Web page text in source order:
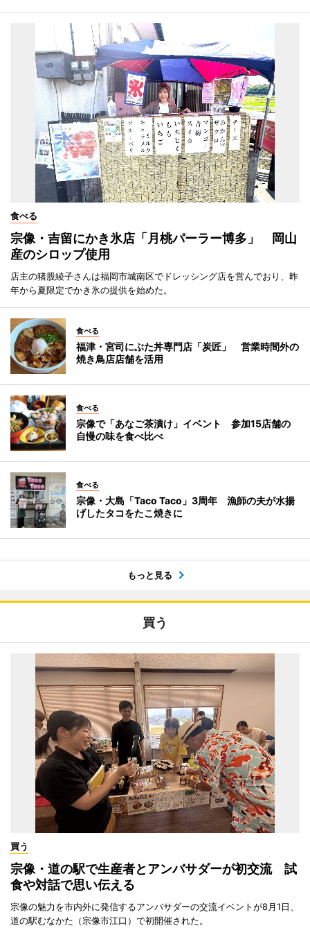
食べる
宗像・吉留にかき氷店「月桃パーラー博多」 岡山
産のシロップ使用
店主の猪股綾子さんは福岡市城南区でドレッシング店を営んでおり、昨
年から夏限定でかき氷の提供を始めた。
食べる
福津・宮司にぶた丼専門店「炭匠」 営業時間外の
焼き鳥店店舗を活用
食べる
宗像で「あなご茶漬け」イベント 参加15店舗の
自慢の味を食べ比べ
食べる
宗像・大島「Taco Taco」3周年 漁師の夫が水揚
げしたタコをたこ焼きに
もっと見る
買う
買う
宗像・道の駅で生産者とアンバサダーが初交流 試
食や対話で思い伝える
宗像の魅力を市内外に発信するアンバサダーの交流イベントが8月1日、
道の駅むなかた（宗像市江口）で初開催された。